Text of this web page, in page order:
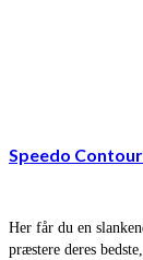
Speedo
Her får du en
præstere deres